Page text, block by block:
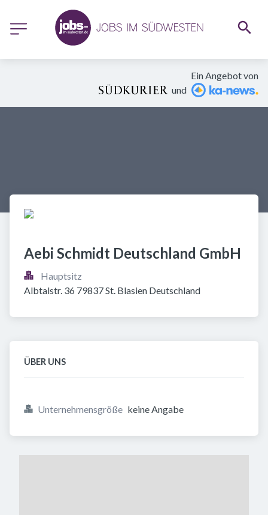
Ein Angebot von
und
Aebi Schmidt Deutschland GmbH
Hauptsitz
Albtalstr. 36 79837 St. Blasien Deutschland
ÜBER UNS
Unternehmensgröße keine Angabe